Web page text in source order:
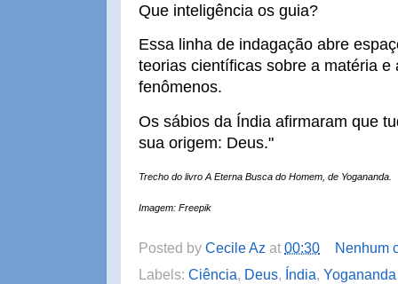
Que inteligência os guia?
Essa linha de indagação abre
teorias científicas sobre a matéria
fenômenos.
Os sábios da Índia afirmaram que
sua origem: Deus."
Trecho do livro A Eterna Busca do Homem, de Yogananda.
Imagem: Freepik
Posted by Cecile Az at 00:30
Nenhum
Labels: Ciência, Deus, Índia, Yogananda